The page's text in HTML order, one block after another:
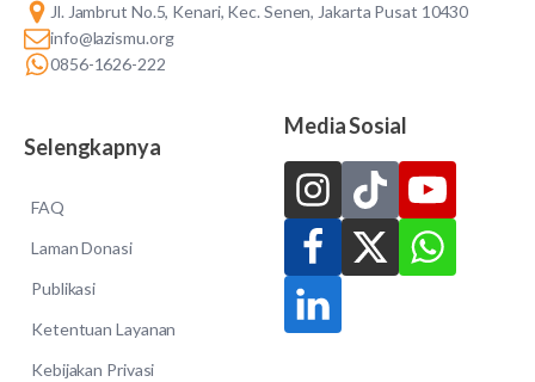
Jl. Jambrut No.5, Kenari, Kec. Senen, Jakarta Pusat 10430
info@lazismu.org
0856-1626-222
Selengkapnya
FAQ
Laman Donasi
Publikasi
Ketentuan Layanan
Kebijakan Privasi
Media Sosial